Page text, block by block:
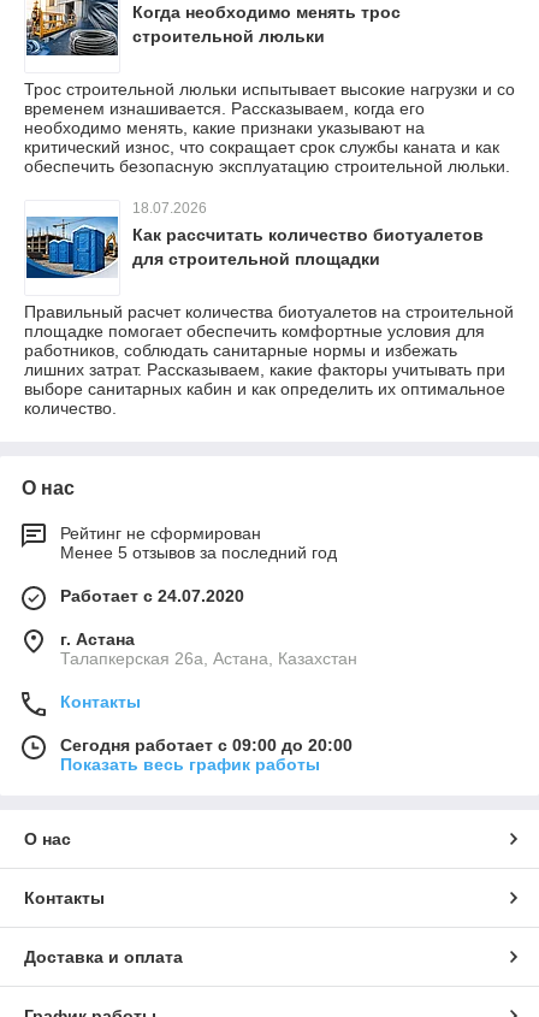
Когда необходимо менять трос
строительной люльки
Трос строительной люльки испытывает высокие нагрузки и со
временем изнашивается. Рассказываем, когда его
необходимо менять, какие признаки указывают на
критический износ, что сокращает срок службы каната и как
обеспечить безопасную эксплуатацию строительной люльки.
18.07.2026
Как рассчитать количество биотуалетов
для строительной площадки
Правильный расчет количества биотуалетов на строительной
площадке помогает обеспечить комфортные условия для
работников, соблюдать санитарные нормы и избежать
лишних затрат. Рассказываем, какие факторы учитывать при
выборе санитарных кабин и как определить их оптимальное
количество.
О нас
Рейтинг не сформирован
Менее 5 отзывов за последний год
Работает с 24.07.2020
г. Астана
Талапкерская 26а, Астана, Казахстан
Контакты
Сегодня работает с 09:00 до 20:00
Показать весь график работы
О нас
Контакты
Доставка и оплата